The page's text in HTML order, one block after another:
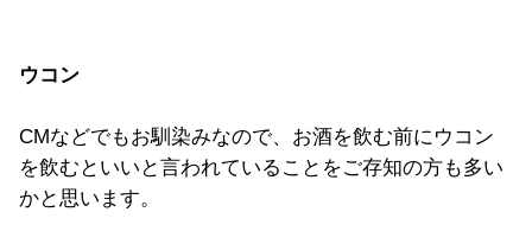
ウコン
CMなどでもお馴染みなので、お酒を飲む前にウコン
を飲むといいと言われていることをご存知の方も多い
かと思います。